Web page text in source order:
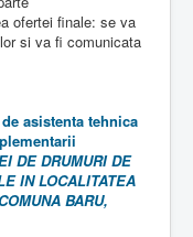
ofertei finale: se va
si va fi comunicata
asistenta tehnica
DE DRUMURI DE
IN LOCALITATEA
BARU,